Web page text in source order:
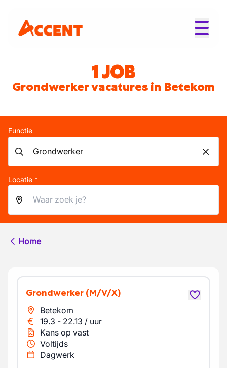
1 JOB
Grondwerker vacatures in Betekom
Functie
Locatie *
Home
Grondwerker (M/V/X)
Betekom
19.3 - 22.13 / uur
Kans op vast
Voltijds
Dagwerk